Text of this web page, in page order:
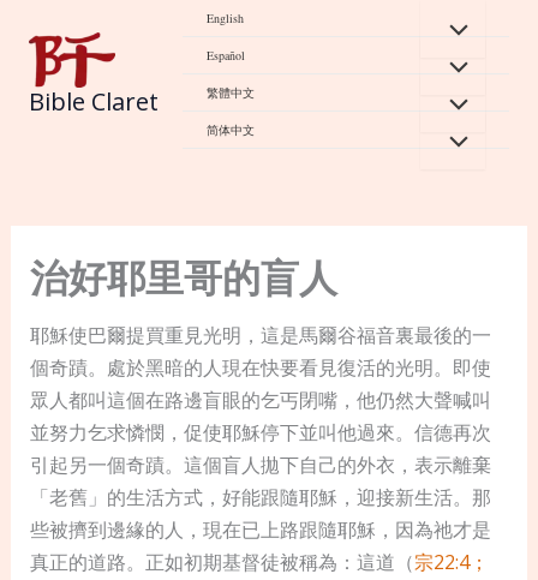
content
Bible Claret
English
Español
繁體中文
简体中文
治好耶里哥的盲人
耶穌使巴爾提買重見光明，這是馬爾谷福音裏最後的一
個奇蹟。處於黑暗的人現在快要看見復活的光明。即使
眾人都叫這個在路邊盲眼的乞丐閉嘴，他仍然大聲喊叫
並努力乞求憐憫，促使耶穌停下並叫他過來。信德再次
引起另一個奇蹟。這個盲人拋下自己的外衣，表示離棄
「老舊」的生活方式，好能跟隨耶穌，迎接新生活。那
些被擠到邊緣的人，現在已上路跟隨耶穌，因為祂才是
真正的道路。正如初期基督徒被稱為：這道（宗22:4；